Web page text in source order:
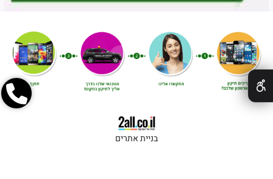
בניית אתרים
✕